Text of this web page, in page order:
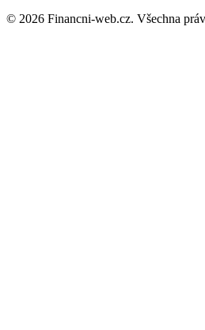
© 2026 Financni-web.cz. Všechna